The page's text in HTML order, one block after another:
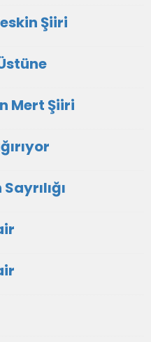
Şiiri
Mert Şiiri